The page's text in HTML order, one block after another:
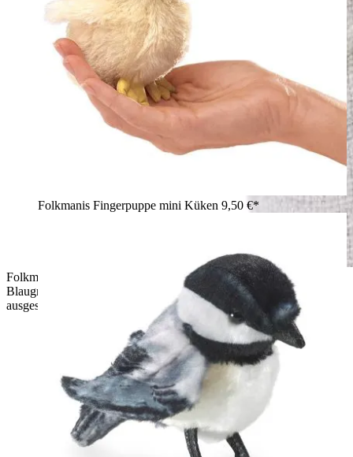
Folkmanis Fingerpuppe mexikanischer Schwanzlurch in
Blaugrau mit lila Flossen und pinkfarbenen Kiemen auf dem
ausgestreckten Finger eines lachenden Mädchens
Folkmanis Fingerpuppe mini Küken 9,50 €*